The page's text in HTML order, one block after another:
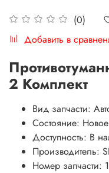
(0)
Добавить в
2 Комплект
Вид запчасти:
Состояние: Новое
Доступность: В
Производитель:
Номер запчасти: